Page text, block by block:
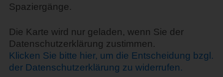
Spaziergänge.
Die Karte wird nur geladen, wenn Sie der
Datenschutzerklärung zustimmen.
Klicken Sie bitte hier, um die Entscheidung bzgl.
der Datenschutzerklärung zu widerrufen.